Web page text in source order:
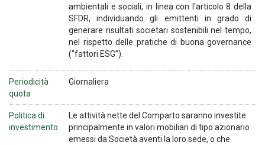
ambientali e sociali, in linea con l'articolo 8 della
SFDR, individuando gli emittenti in grado di
generare risultati societari sostenibili nel tempo,
nel rispetto delle pratiche di buona governance
("fattori ESG”).
Periodicità
quota
Giornaliera
Politica di
investimento
Le attività nette del Comparto saranno investite
principalmente in valori mobiliari di tipo azionario
emessi da Società aventi la loro sede, o che